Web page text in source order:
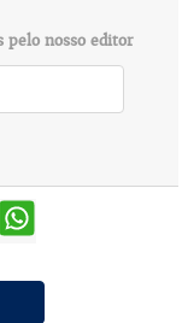
pelo nosso editor